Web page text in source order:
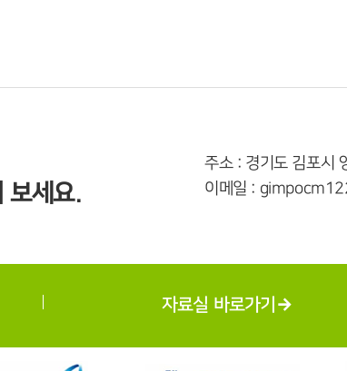
보세요.
주소 : 경기도 김포시
이메일 :
자료실 바로가기